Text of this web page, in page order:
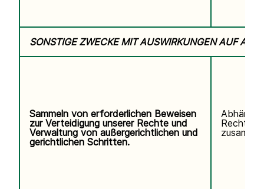
SONSTIGE ZWECKE MIT AUSWIRKUNGEN AUF
Sammeln von erforderlichen Beweisen
zur Verteidigung unserer Rechte und
Verwaltung von außergerichtlichen und
gerichtlichen Schritten.